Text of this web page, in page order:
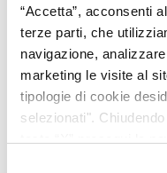
“Accetta”, acconsenti
terze parti, che
navigazione,
marketing le visite al
tipologie di cookie
selezionati".